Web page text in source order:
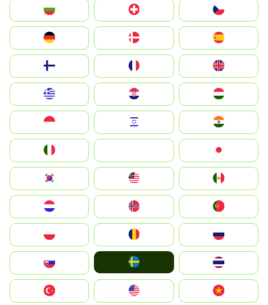
Switzerland
Deutschland
United Kingdom
Magyarország
South Korea
United States